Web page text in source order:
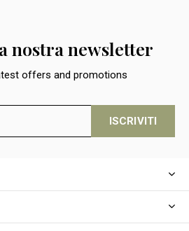
nostra newsletter
offers and promotions
ISCRIVITI